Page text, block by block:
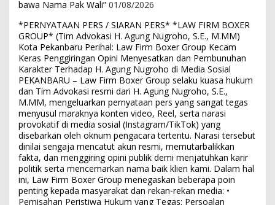
bawa Nama Pak Wali” 01/08/2026
*PERNYATAAN PERS / SIARAN PERS* *LAW FIRM BOXER
GROUP* (Tim Advokasi H. Agung Nugroho, S.E., M.MM)
Kota Pekanbaru Perihal: Law Firm Boxer Group Kecam
Keras Penggiringan Opini Menyesatkan dan Pembunuhan
Karakter Terhadap H. Agung Nugroho di Media Sosial
PEKANBARU – Law Firm Boxer Group selaku kuasa hukum
dan Tim Advokasi resmi dari H. Agung Nugroho, S.E.,
M.MM, mengeluarkan pernyataan pers yang sangat tegas
menyusul maraknya konten video, Reel, serta narasi
provokatif di media sosial (Instagram/TikTok) yang
disebarkan oleh oknum pengacara tertentu. Narasi tersebut
dinilai sengaja mencatut akun resmi, memutarbalikkan
fakta, dan menggiring opini publik demi menjatuhkan karir
politik serta mencemarkan nama baik klien kami. Dalam hal
ini, Law Firm Boxer Group menegaskan beberapa poin
penting kepada masyarakat dan rekan-rekan media: •
Pemisahan Peristiwa Hukum yang Tegas: Persoalan